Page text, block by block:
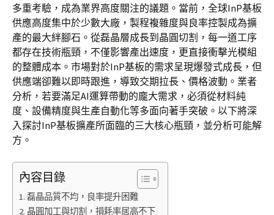
多重考驗，成為業界高度關注的議題。當前，全球InP基板
供應高度集中於少數大廠，製程複雜度與良率控製成為擴
產的最大絆腳石。從磊晶層成長到晶圓切割，每一道工序
都存在技術瓶頸，不僅影響產出速度，更直接衝擊光模組
的整體成本。市場對於InP基板的需求呈現爆發式成長，但
供應端卻難以即時跟進，導致交期拉長、價格波動。業者
分析，若要滿足AI運算帶動的龐大需求，必須從材料純
度、設備精度與生產自動化等多面向著手突破。以下將深
入探討InP基板擴產所面臨的三大核心瓶頸，並分析可能解
方。
內容目錄
磊晶品質不均，良率提升困難
晶圓加工與切割，損耗率居高不下